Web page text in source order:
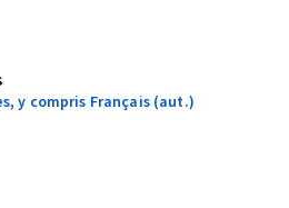
y compris Français (aut.)